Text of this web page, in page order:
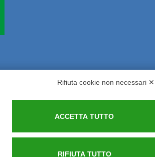
Rimborsi ed Indennizzi Contatti
Rifiuta cookie non necessari ✕
ACCETTA TUTTO
RIFIUTA TUTTO